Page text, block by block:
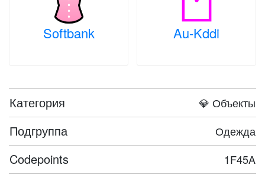
Softbank Au-Kddi
Категория 💎 Объекты
Подгруппа Одежда
Codepoints 1F45A